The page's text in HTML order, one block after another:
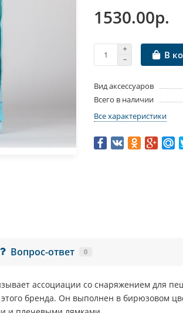
1530.00р.
В
Вид аксессуаров
Всего в наличии
Все характеристики
Вопрос-ответ 0
ассоциации со снаряжением для
бренда. Он выполнен в бирюзовом